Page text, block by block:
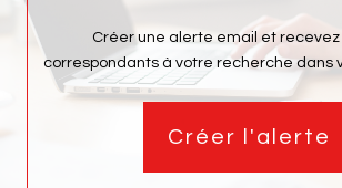
Créer une alerte email et recevez
correspondants à votre recherche dans
Créer l'alerte